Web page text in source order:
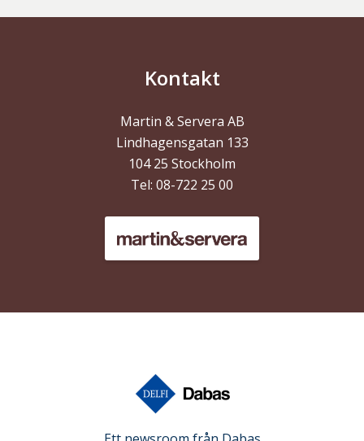
Kontakt
Martin & Servera AB
Lindhagensgatan 133
104 25 Stockholm
Tel: 08-722 25 00